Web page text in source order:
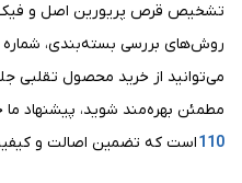
تشخیص قرص پریورین اصل و فیک
روش‌های بررسی بسته‌بندی، شماره
می‌توانید از خرید محصول تقلبی
مطمئن بهره‌مند شوید، پیشنهاد ما
110است که تضمین اصالت و کیفیت